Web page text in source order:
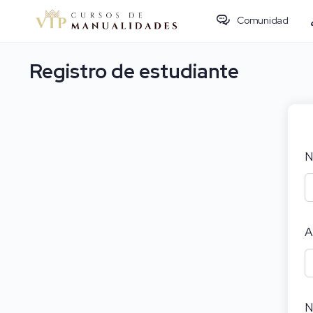
Comunidad
Registro de estudiante